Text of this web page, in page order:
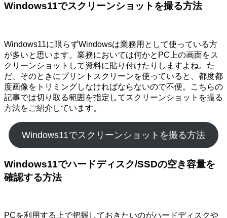
Windows11でスクリーンショットを撮る方法
Windows11に限らずWindowsは業務用として使っている方
が多いと思います。業務においては何かとPC上の画面をス
クリーンショットして資料に貼り付けたりしますよね。た
だ、そのときにプリントスクリーンを使っていると、都度都
度画像をトリミングしなければならないので不便。こちらの
記事では切り取る範囲を指定してスクリーンショットを撮る
方法をご紹介しています。
Windows11でスクリーンショットを撮る方法
Windows11でハードディスク/SSDの空き容量を
確認する方法
PCを利用する上で把握しておきたいのがハードディスクや